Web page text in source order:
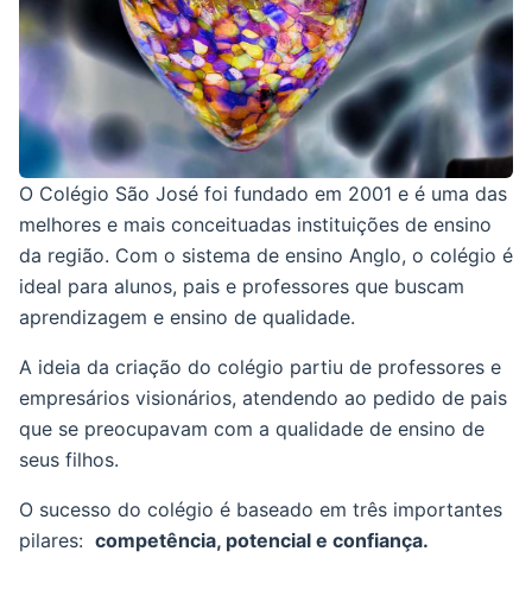
O Colégio São José foi fundado em 2001 e é uma das
melhores e mais conceituadas instituições de ensino
da região. Com o sistema de ensino Anglo, o colégio é
ideal para alunos, pais e professores que buscam
aprendizagem e ensino de qualidade.
A ideia da criação do colégio partiu de professores e
empresários visionários, atendendo ao pedido de pais
que se preocupavam com a qualidade de ensino de
seus filhos.
O sucesso do colégio é baseado em três importantes
pilares: competência, potencial e confiança.